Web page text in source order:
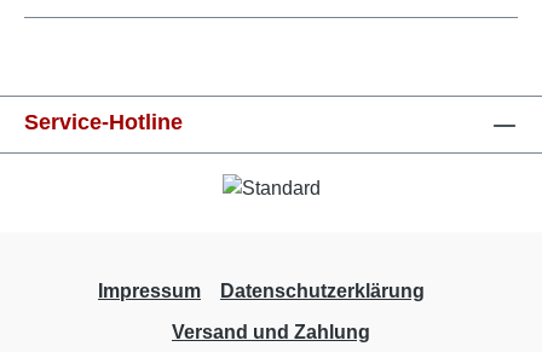
Service-Hotline
Impressum
Datenschutzerklärung
Versand und Zahlung